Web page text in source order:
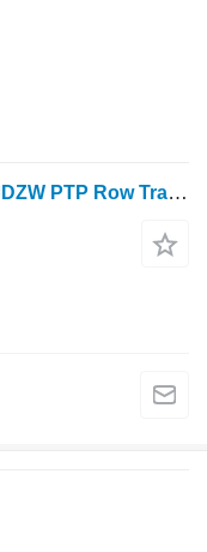
John Deere 7200 7400 7500 7800 JDZW PTP Row Trak Control AZ100562 Steuereinheit für John Deere 7500 Radtraktor